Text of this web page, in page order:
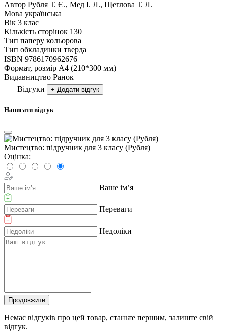
Автор Рубля Т. Є., Мед І. Л., Щеглова Т. Л.
Мова українська
Вік 3 клас
Кількість сторінок 130
Тип паперу кольорова
Тип обкладинки тверда
ISBN 9786170962676
Формат, розмір А4 (210*300 мм)
Видавництво Ранок
Відгуки
+ Додати відгук
Написати відгук
Мистецтво: підручник для 3 класу (Рубля)
Оцінка:
Ваше ім’я
Переваги
Недоліки
Продовжити
Немає відгуків про цей товар, станьте першим, залиште свій
відгук.